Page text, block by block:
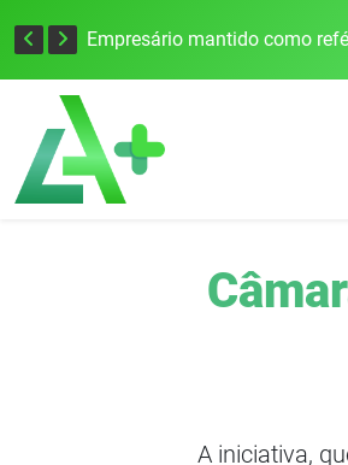
Empresário mantido como
A iniciativa,